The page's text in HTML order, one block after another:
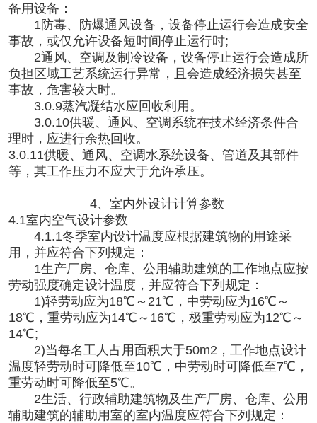
备用设备：
1防毒、防爆通风设备，设备停止运行会造成安全
事故，或仅允许设备短时间停止运行时;
2通风、空调及制冷设备，设备停止运行会造成所
负担区域工艺系统运行异常，且会造成经济损失甚至
事故，危害较大时。
3.0.9蒸汽凝结水应回收利用。
3.0.10供暖、通风、空调系统在技术经济条件合
理时，应进行余热回收。
3.0.11供暖、通风、空调水系统设备、管道及其部件
等，其工作压力不应大于允许承压。
4、室内外设计计算参数
4.1室内空气设计参数
4.1.1冬季室内设计温度应根据建筑物的用途采
用，并应符合下列规定：
1生产厂房、仓库、公用辅助建筑的工作地点应按
劳动强度确定设计温度，并应符合下列规定：
1)轻劳动应为18℃～21℃，中劳动应为16℃～
18℃，重劳动应为14℃～16℃，极重劳动应为12℃～
14℃;
2)当每名工人占用面积大于50m2，工作地点设计
温度轻劳动时可降低至10℃，中劳动时可降低至7℃，
重劳动时可降低至5℃。
2生活、行政辅助建筑物及生产厂房、仓库、公用
辅助建筑的辅助用室的室内温度应符合下列规定：